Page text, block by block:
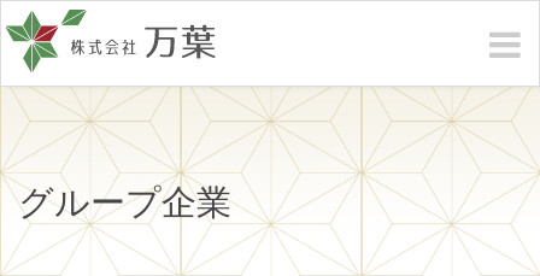
グループ企業